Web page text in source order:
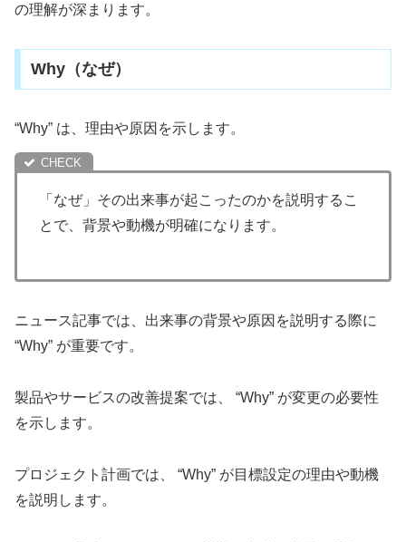
の理解が深まります。
Why（なぜ）
“Why” は、理由や原因を示します。
「なぜ」その出来事が起こったのかを説明するこ
とで、背景や動機が明確になります。
ニュース記事では、出来事の背景や原因を説明する際に
“Why” が重要です。
製品やサービスの改善提案では、 “Why” が変更の必要性
を示します。
プロジェクト計画では、 “Why” が目標設定の理由や動機
を説明します。